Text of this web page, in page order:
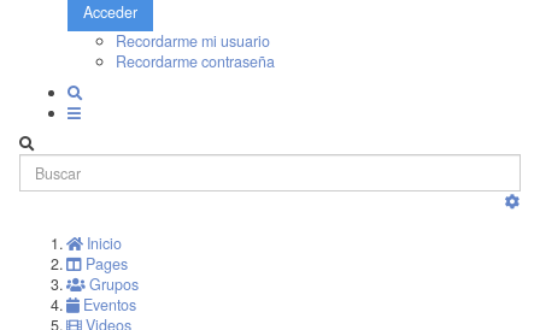
Acceder
Recordarme mi usuario
Recordarme contraseña
Inicio
Pages
Grupos
Eventos
Videos